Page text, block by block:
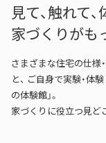
見て、触れて
家づくりがも
さまざまな住宅の仕様
と、 ご自身で実験・体
の体験館」。
家づくりに役立つ見ど